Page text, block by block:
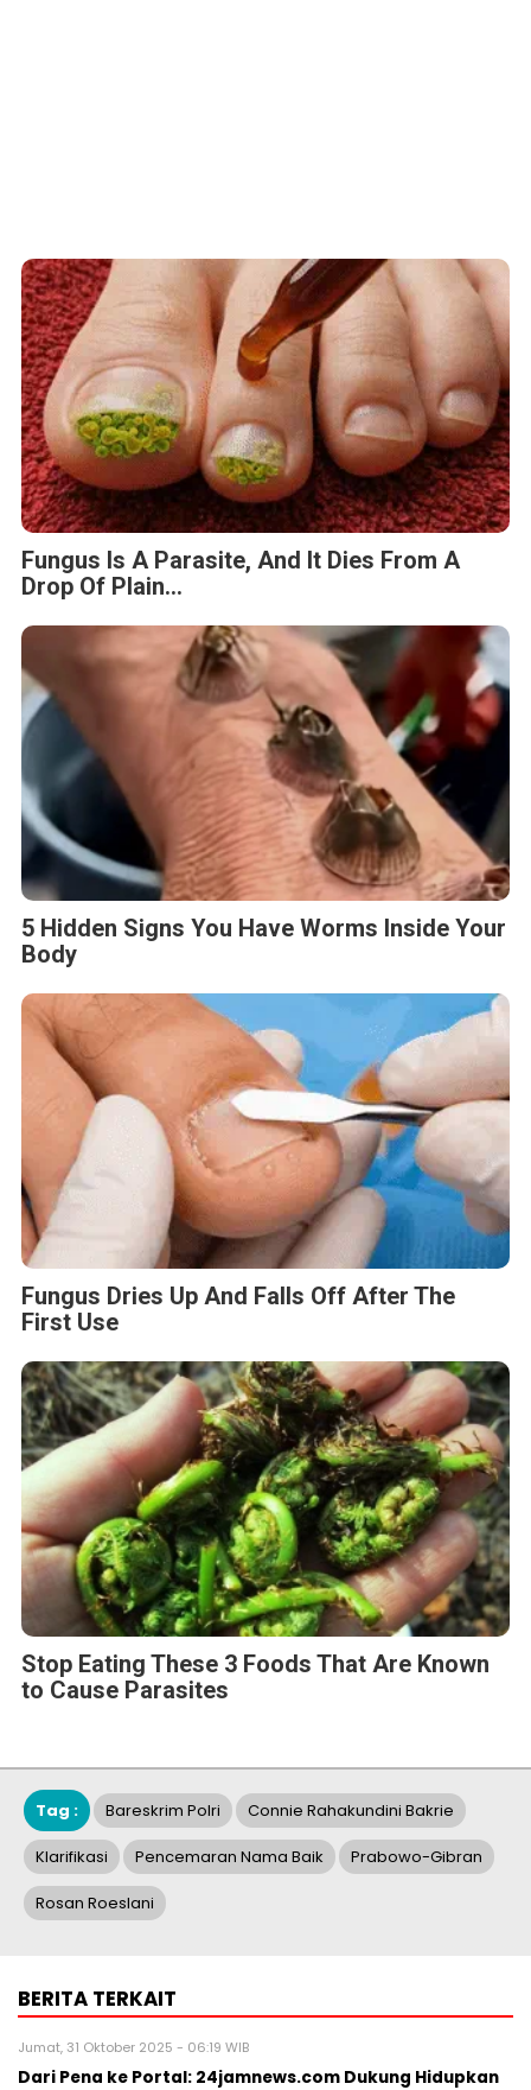
Fungus Is A Parasite, And It Dies From A
Drop Of Plain...
5 Hidden Signs You Have Worms Inside Your
Body
Fungus Dries Up And Falls Off After The
First Use
Stop Eating These 3 Foods That Are Known
to Cause Parasites
Klarifikasi Pencemaran Nama Baik
BERITA TERKAIT
Jumat, 31 Oktober 2025 - 06:19 WIB
Dari Pena ke Portal: 24jamnews.com Dukung Hidupkan
Reposisi Hallo.id Perkuat Keberadaan Sebagai Media
Senin, 19 Mei 2025 - 08:28 WIB